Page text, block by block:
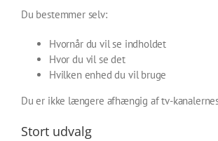
Du bestemmer selv:
Hvornår du vil se indholdet
Hvor du vil se det
Hvilken enhed du vil bruge
Du er ikke længere afhængig af tv-
Stort udvalg